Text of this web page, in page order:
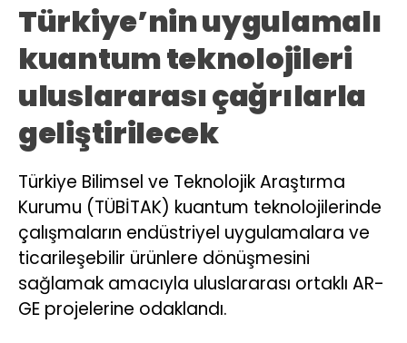
Türkiye’nin uygulamalı
kuantum teknolojileri
uluslararası çağrılarla
geliştirilecek
Türkiye Bilimsel ve Teknolojik Araştırma
Kurumu (TÜBİTAK) kuantum teknolojilerinde
çalışmaların endüstriyel uygulamalara ve
ticarileşebilir ürünlere dönüşmesini
sağlamak amacıyla uluslararası ortaklı AR-
GE projelerine odaklandı.